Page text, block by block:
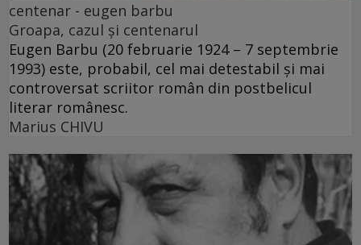
centenar - eugen barbu
Groapa, cazul și centenarul
Eugen Barbu (20 februarie 1924 – 7 septembrie
1993) este, probabil, cel mai detestabil și mai
controversat scriitor român din postbelicul
literar românesc.
Marius CHIVU